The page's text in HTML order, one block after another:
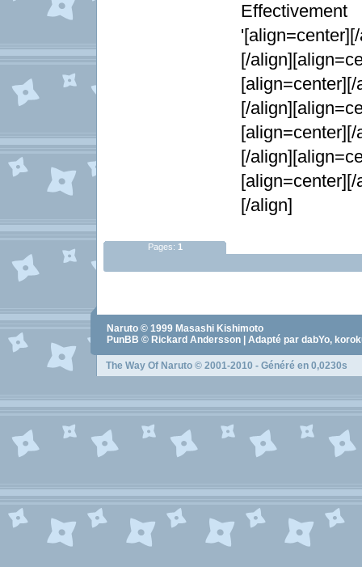
[/
[/
[/
[/align]
Pages: 1
Naruto © 1999 Masashi Kishimoto
PunBB © Rickard Andersson | Adapté par dabYo,
The Way Of Naruto © 2001-2010 - Généré en 0,0230s